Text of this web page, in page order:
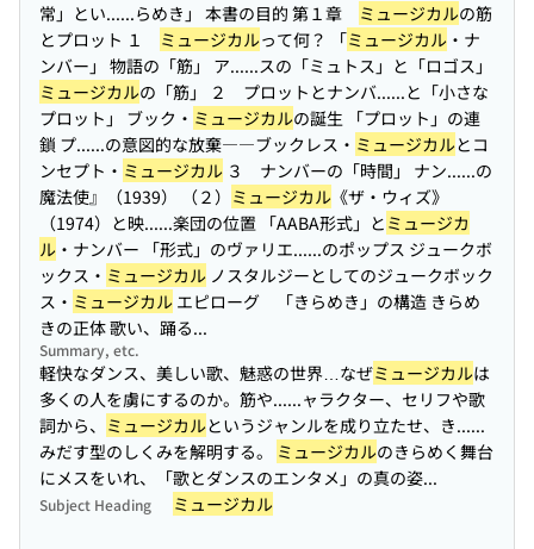
常」とい......らめき」 本書の目的 第１章 ミュージカルの筋
とプロット １ ミュージカルって何？ 「ミュージカル ・ナ
ンバー」 物語の「筋」 ア......スの「ミュトス」と「ロゴス」
ミュージカルの「筋」 ２ プロットとナンバ......と「小さな
プロット」 ブック・ ミュージカルの誕生 「プロット」の連
鎖 プ......の意図的な放棄――ブックレス・ ミュージカルとコ
ンセプト・ ミュージカル ３ ナンバーの「時間」 ナン......の
魔法使』（1939） （２） ミュージカル 《ザ・ウィズ》
（1974）と映......楽団の位置 「AABA形式」と ミュージカ
ル ・ナンバー 「形式」のヴァリエ......のポップス ジュークボ
ックス・ ミュージカル ノスタルジーとしてのジュークボック
ス・ ミュージカル エピローグ 「きらめき」の構造 きらめ
きの正体 歌い、踊る...
Summary, etc.
軽快なダンス、美しい歌、魅惑の世界…なぜミュージカルは
多くの人を虜にするのか。筋や......ャラクター、セリフや歌
詞から、 ミュージカルというジャンルを成り立たせ、き......
みだす型のしくみを解明する。 ミュージカルのきらめく舞台
にメスをいれ、「歌とダンスのエンタメ」の真の姿...
Subject Heading ミュージカル